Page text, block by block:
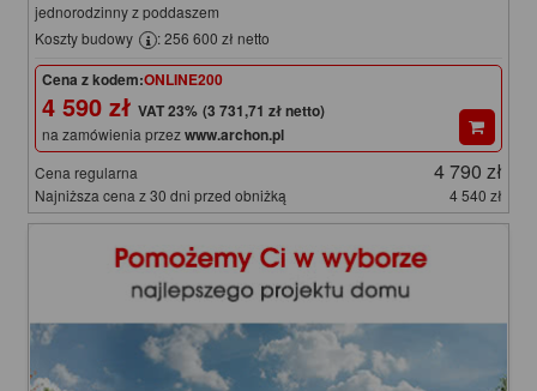
jednorodzinny z poddaszem
Koszty budowy
: 256 600 zł netto
Cena z kodem:ONLINE200
4 590 zł (3 731,71 zł netto)
na zamówienia przezwww.archon.pl
Cena regularna 4 790 zł
Najniższa cena z 30 dni przed obniżką 4 540 zł